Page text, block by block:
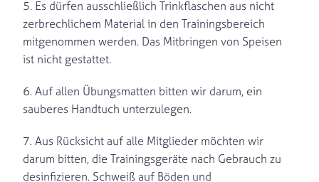
5. Es dürfen ausschließlich Trinkflaschen aus nicht
zerbrechlichem Material in den Trainingsbereich
mitgenommen werden. Das Mitbringen von Speisen
ist nicht gestattet.
6. Auf allen Übungsmatten bitten wir darum, ein
sauberes Handtuch unterzulegen.
7. Aus Rücksicht auf alle Mitglieder möchten wir
darum bitten, die Trainingsgeräte nach Gebrauch zu
desinfizieren. Schweiß auf Böden und